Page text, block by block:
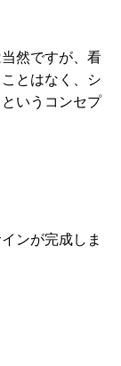
然ですが、看
とはなく、シ
いうコンセプ
ンが完成しま